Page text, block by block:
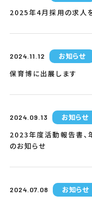
2025年4月採用の求人
2024.11.12
お知らせ
保育博に出展します
2024.09.13
お知らせ
2023年度活動報告書、
のお知らせ
2024.07.08
お知らせ